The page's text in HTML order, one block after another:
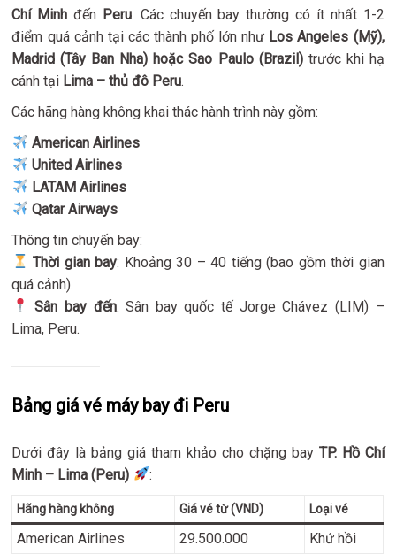
Chí Minh đến Peru. Các chuyến bay thường có ít nhất 1-2
điểm quá cảnh tại các thành phố lớn như Los Angeles (Mỹ),
Madrid (Tây Ban Nha) hoặc Sao Paulo (Brazil)trước khi hạ
cánh tại Lima – thủ đô Peru.
Các hãng hàng không khai thác hành trình này gồm:
American Airlines
United Airlines
LATAM Airlines
Qatar Airways
Thông tin chuyến bay:
Thời gian bay: Khoảng 30 – 40 tiếng (bao gồm thời gian
quá cảnh).
Sân bay đến: Sân bay quốc tế Jorge Chávez (LIM) –
Lima, Peru.
Bảng giá vé máy bay đi Peru
Dưới đây là bảng giá tham khảo cho chặng bay TP. Hồ Chí
Minh – Lima (Peru)
:
Hãng hàng không Giá vé từ (VND) Loại vé
American Airlines 29.500.000
Khứ hồi